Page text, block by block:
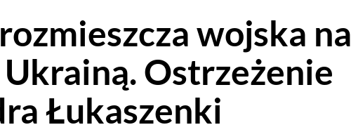
wojska na
Ostrzeżenie
Łukaszenki